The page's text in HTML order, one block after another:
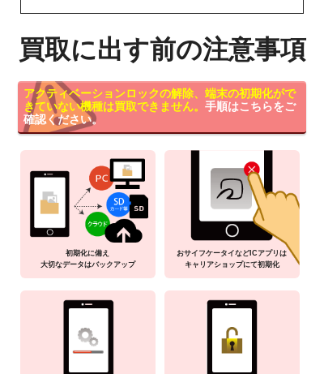
買取に出す前の注意事項
アクティベーションロックの解除、端末の初期化がで
きていない機種は買取できません。 手順はこちらをご
確認ください。
初期化に備え
大切なデータはバックアップ
おサイフケータイなどICアプリは
キャリアショップにて初期化